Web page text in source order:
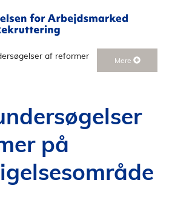
af reformer Mere
på